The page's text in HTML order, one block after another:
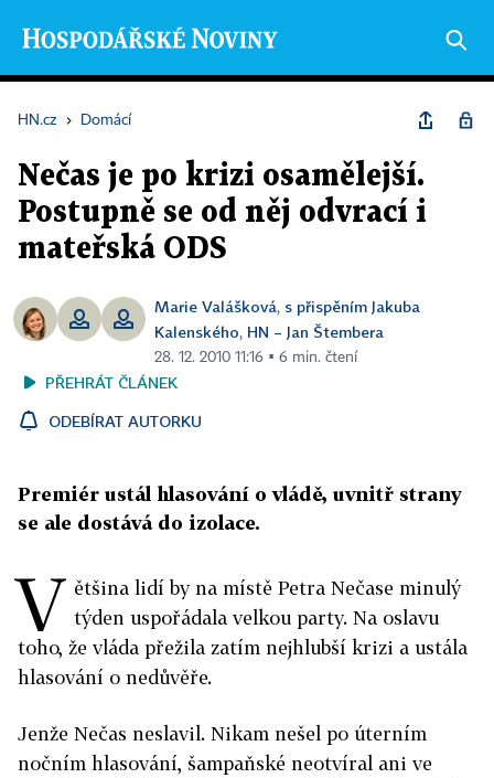
HN.cz › Domácí
Nečas je po krizi osamělejší.
Postupně se od něj odvrací i
mateřská ODS
Marie Valášková, s přispěním Jakuba
Kalenského, HN – Jan Štembera
28. 12. 2010 11:16 ▪ 6 min. čtení
PŘEHRÁT ČLÁNEK
ODEBÍRAT AUTORKU
Premiér ustál hlasování o vládě, uvnitř strany
se ale dostává do izolace.
V ětšina lidí by na místě Petra Nečase minulý
týden uspořádala velkou party. Na oslavu
toho, že vláda přežila zatím nejhlubší krizi a ustála
hlasování o nedůvěře.
Jenže Nečas neslavil. Nikam nešel po úterním
nočním hlasování, šampaňské neotvíral ani ve